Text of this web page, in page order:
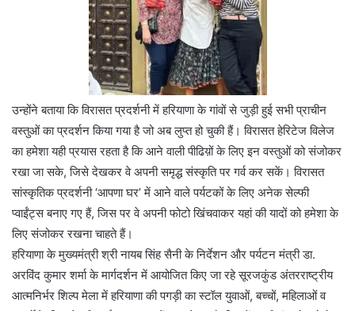
उन्होंने बताया कि विरासत प्रदर्शनी में हरियाणा के गांवों से जुड़ी हुई सभी प्राचीन
वस्तुओं का प्रदर्शन किया गया है जो अब लुप्त हो चुकी हैं। विरासत हेरिटेज विलेज
का हमेशा यही प्रयास रहता है कि आने वाली पीढिय़ों के लिए इन वस्तुओं को संजोकर
रखा जा सके, जिसे देखकर वे अपनी समृद्ध संस्कृति पर गर्व कर सकें। विरासत
सांस्कृतिक प्रदर्शनी ‘आपणा घर’ में आने वाले पर्यटकों के लिए अनेक सेल्फी
प्वाईंट्स बनाए गए हैं, जिस पर वे अपनी फोटो खिंचवाकर यहां की यादों को हमेशा के
लिए संजोकर रखना चाहते हैं।
हरियाणा के मुख्यमंत्री श्री नायब सिंह सैनी के निर्देशन और पर्यटन मंत्री डा.
अरविंद कुमार शर्मा के मार्गदर्शन में आयोजित किए जा रहे सूरजकुंड अंतरराष्ट्रीय
आत्मनिर्भर शिल्प मेला में हरियाणा की पगड़ी का स्टॉल युवाओं, बच्चों, महिलाओं व